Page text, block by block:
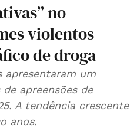
no
violentos
de droga
apresentaram um
apreensões de
A tendência crescente
anos.